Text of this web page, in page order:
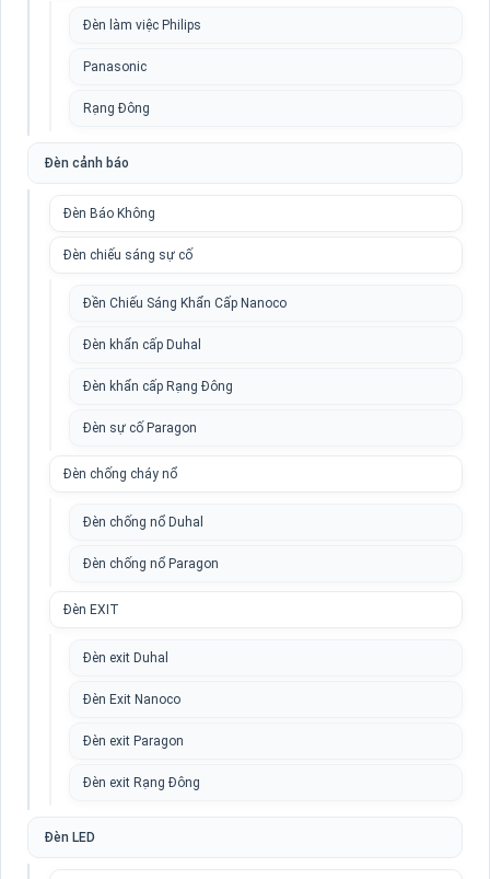
Đèn làm việc Philips
Panasonic
Rạng Đông
Đèn cảnh báo
Đèn Báo Không
Đèn chiếu sáng sự cố
Đền Chiếu Sáng Khẩn Cấp Nanoco
Đèn khẩn cấp Duhal
Đèn khẩn cấp Rạng Đông
Đèn sự cố Paragon
Đèn chống cháy nổ
Đèn chống nổ Duhal
Đèn chống nổ Paragon
Đèn EXIT
Đèn exit Duhal
Đèn Exit Nanoco
Đèn exit Paragon
Đèn exit Rạng Đông
Đèn LED